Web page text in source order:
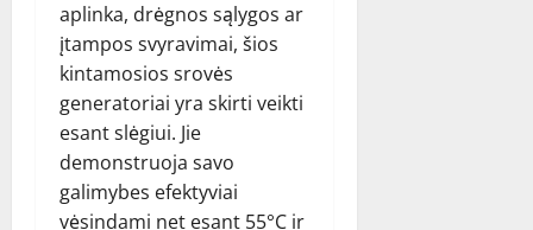
aplinka, drėgnos sąlygos ar
įtampos svyravimai, šios
kintamosios srovės
generatoriai yra skirti veikti
esant slėgiui. Jie
demonstruoja savo
galimybes efektyviai
vėsindami net esant 55°C ir